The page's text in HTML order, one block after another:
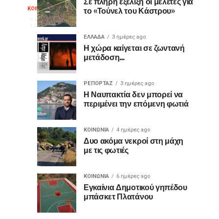
ΚΟΙΝΩΝΙΑ
7
ώρες
ago
Θερμό
χειροκρότημα
για
τον
«Ίωνα»
στο
Κάστρο
της
Ναυπάκτου
Με
μεγάλη
επιτυχία
πραγματοποιήθηκε
την
Τετάρτη,
Αυγούστου
2026,
στο
Κάστρο
της
Ναυπάκτου,
θεατρική
παράσταση «Ίων
του
Ευριπίδη:
κιθαριστής
Δημήτρης
Σουκαράς
το «Τούνελ του Κάστρου»
ΕΛΛΑΔΑ 3 ημέρες ago
Η χώρα καίγεται σε ζωντανή
μετάδοση…
ΡΕΠΟΡΤΑΖ 3 ημέρες ago
Η Ναυπακτία δεν μπορεί να
περιμένει την επόμενη φωτιά
ΚΟΙΝΩΝΙΑ 4 ημέρες ago
Δυο ακόμα νεκροί στη μάχη
με τις φωτιές
ΚΟΙΝΩΝΙΑ 6 ημέρες ago
Εγκαίνια Δημοτικού γηπέδου
μπάσκετ Πλατάνου